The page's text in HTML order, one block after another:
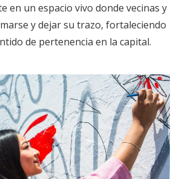
en un espacio vivo donde vecinas y
y dejar su trazo, fortaleciendo
de pertenencia en la capital.